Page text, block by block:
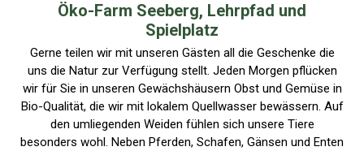
Öko-Farm Seeberg, Lehrpfad und
Spielplatz
Gerne teilen wir mit unseren Gästen all die Geschenke die
uns die Natur zur Verfügung stellt. Jeden Morgen pflücken
wir für Sie in unseren Gewächshäusern Obst und Gemüse in
Bio-Qualität, die wir mit lokalem Quellwasser bewässern. Auf
den umliegenden Weiden fühlen sich unsere Tiere
besonders wohl. Neben Pferden, Schafen, Gänsen und Enten